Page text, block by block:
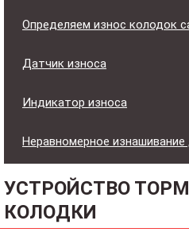
Определяем износ колодок
Датчик износа
Индикатор износа
Неравномерное изнашивание
УСТРОЙСТВО
КОЛОДКИ